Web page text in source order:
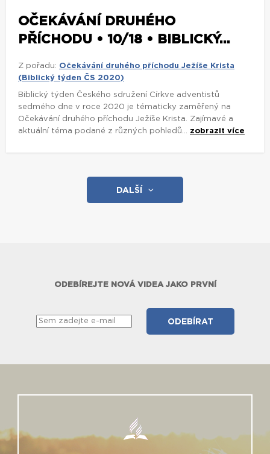
OČEKÁVÁNÍ DRUHÉHO
PŘÍCHODU • 10/18 • BIBLICKÝ...
Z pořadu: Očekávání druhého příchodu Ježíše Krista
(Biblický týden ČS 2020)
Biblický týden Českého sdružení Církve adventistů
sedmého dne v roce 2020 je tématicky zaměřený na
Očekávání druhého příchodu Ježíše Krista. Zajímavé a
aktuální téma podané z různých pohledů... zobrazit více
DALŠÍ
ODEBÍREJTE NOVÁ VIDEA JAKO PRVNÍ